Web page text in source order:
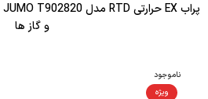
و گاز ها
ناموجود
ویژه